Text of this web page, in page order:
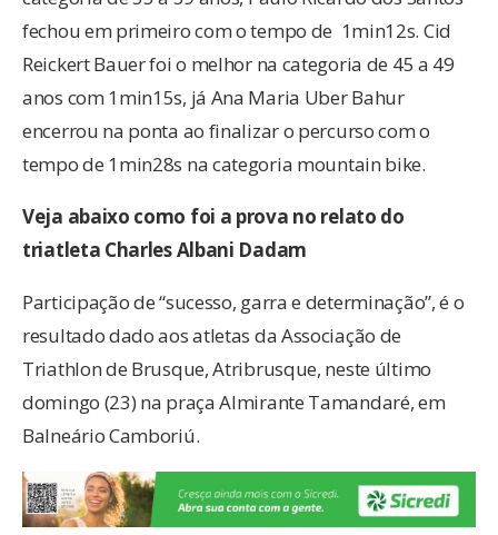
fechou em primeiro com o tempo de 1min12s. Cid
Reickert Bauer foi o melhor na categoria de 45 a 49
anos com 1min15s, já Ana Maria Uber Bahur
encerrou na ponta ao finalizar o percurso com o
tempo de 1min28s na categoria mountain bike.
Veja abaixo como foi a prova no relato do
triatleta Charles Albani Dadam
Participação de “sucesso, garra e determinação”, é o
resultado dado aos atletas da Associação de
Triathlon de Brusque, Atribrusque, neste último
domingo (23) na praça Almirante Tamandaré, em
Balneário Camboriú.